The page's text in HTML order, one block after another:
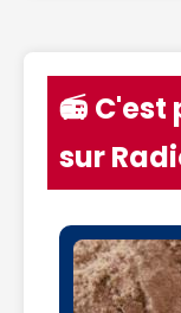
📻 C'est
sur